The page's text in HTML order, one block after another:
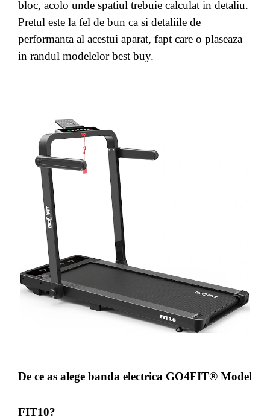
bloc, acolo unde spatiul trebuie calculat in detaliu.
Pretul este la fel de bun ca si detaliile de
performanta al acestui aparat, fapt care o plaseaza
in randul modelelor best buy.
De ce as alege banda electrica GO4FIT® Model
FIT10?